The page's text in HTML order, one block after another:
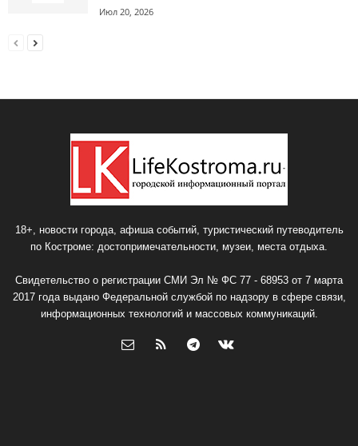
Июл 20, 2026
18+, новости города, афиша событий, туристический путеводитель
по Костроме: достопримечательности, музеи, места отдыха.
Свидетельство о регистрации СМИ Эл № ФС 77 - 68953 от 7 марта
2017 года выдано Федеральной службой по надзору в сфере связи,
информационных технологий и массовых коммуникаций.